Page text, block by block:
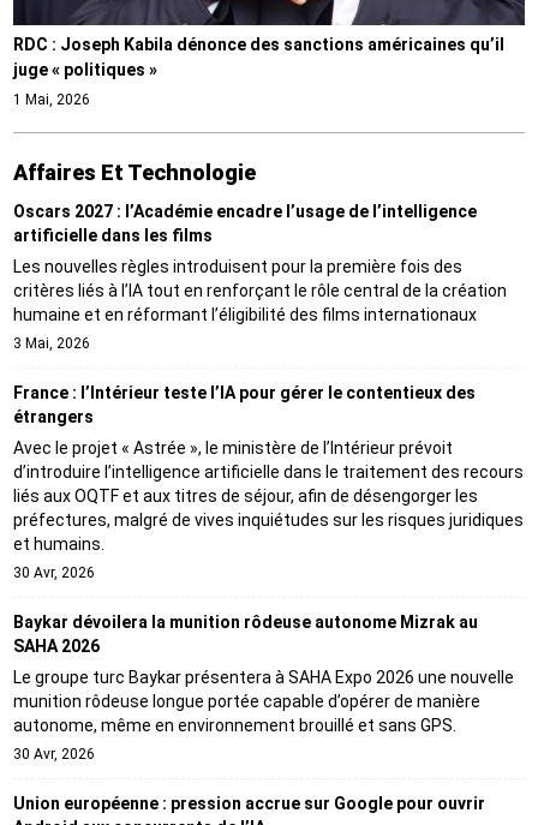
RDC : Joseph Kabila dénonce des sanctions américaines qu’il
juge « politiques »
1 Mai, 2026
Affaires Et Technologie
Oscars 2027 : l’Académie encadre l’usage de l’intelligence
artificielle dans les films
Les nouvelles règles introduisent pour la première fois des
critères liés à l’IA tout en renforçant le rôle central de la création
humaine et en réformant l’éligibilité des films internationaux
3 Mai, 2026
France : l’Intérieur teste l’IA pour gérer le contentieux des
étrangers
Avec le projet « Astrée », le ministère de l’Intérieur prévoit
d’introduire l’intelligence artificielle dans le traitement des recours
liés aux OQTF et aux titres de séjour, afin de désengorger les
préfectures, malgré de vives inquiétudes sur les risques juridiques
et humains.
30 Avr, 2026
Baykar dévoilera la munition rôdeuse autonome Mizrak au
SAHA 2026
Le groupe turc Baykar présentera à SAHA Expo 2026 une nouvelle
munition rôdeuse longue portée capable d’opérer de manière
autonome, même en environnement brouillé et sans GPS.
30 Avr, 2026
Union européenne : pression accrue sur Google pour ouvrir